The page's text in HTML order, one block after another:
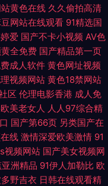
天操B视频 91偷拍在线观看
黄色在线 久久偷拍高清
网站在线观看 91精选国
爱 国产不卡小视频 AV色
全免费 国产精品第一页
成人软件 黄色网址视频
视频网站 黄色18禁网站
区 伦理电影香港 成人免
美老女人 人人97综合精
国产第66页 另类国产在
线 激情深爱欧美激情 91
视频网站 国产美女视频网
洲精品 91伊人加勒比 欧
野吉衣 日韩在线观看精